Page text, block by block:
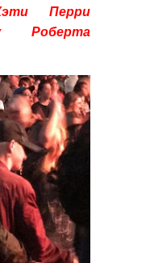
Перри
Роберта